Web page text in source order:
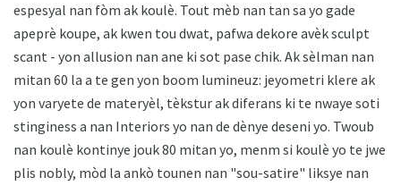
espesyal nan fòm ak koulè. Tout mèb nan tan sa yo gade
apeprè koupe, ak kwen tou dwat, pafwa dekore avèk sculpt
scant - yon allusion nan ane ki sot pase chik. Ak sèlman nan
mitan 60 la a te gen yon boom lumineuz: jeyometri klere ak
yon varyete de materyèl, tèkstur ak diferans ki te nwaye soti
stinginess a nan Interiors yo nan de dènye deseni yo. Twoub
nan koulè kontinye jouk 80 mitan yo, menm si koulè yo te jwe
plis nobly, mòd la ankò tounen nan "sou-satire" liksye nan